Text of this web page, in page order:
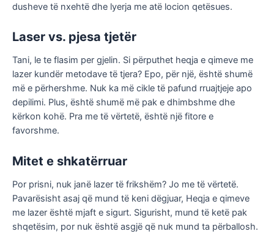
dusheve të nxehtë dhe lyerja me atë locion qetësues.
Laser vs. pjesa tjetër
Tani, le te flasim per gjelin. Si përputhet heqja e qimeve me
lazer kundër metodave të tjera? Epo, për një, është shumë
më e përhershme. Nuk ka më cikle të pafund rruajtjeje apo
depilimi. Plus, është shumë më pak e dhimbshme dhe
kërkon kohë. Pra me të vërtetë, është një fitore e
favorshme.
Mitet e shkatërruar
Por prisni, nuk janë lazer të frikshëm? Jo me të vërtetë.
Pavarësisht asaj që mund të keni dëgjuar, Heqja e qimeve
me lazer është mjaft e sigurt. Sigurisht, mund të ketë pak
shqetësim, por nuk është asgjë që nuk mund ta përballosh.